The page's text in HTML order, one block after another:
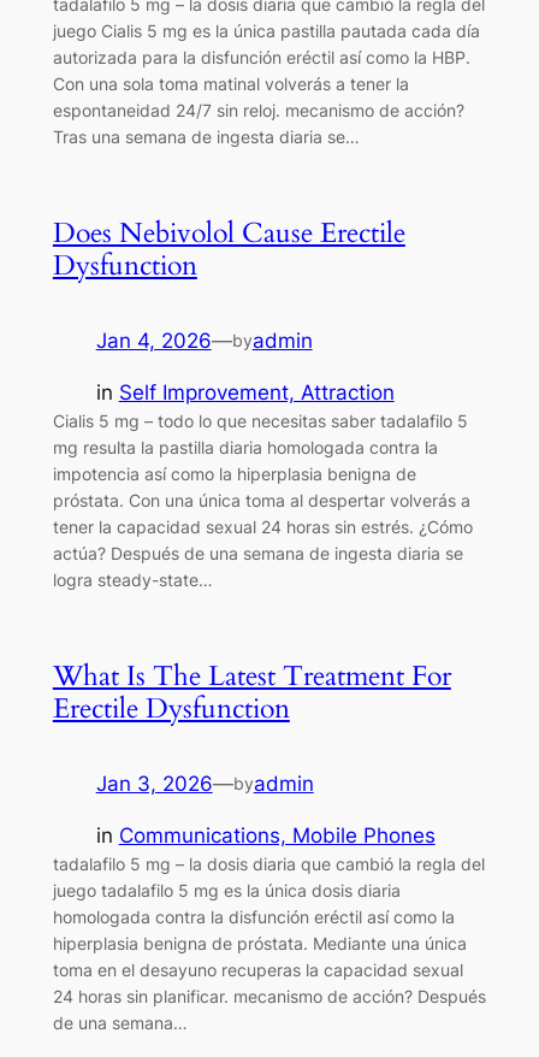
tadalafilo 5 mg – la dosis diaria que cambió la regla del
juego Cialis 5 mg es la única pastilla pautada cada día
autorizada para la disfunción eréctil así como la HBP.
Con una sola toma matinal volverás a tener la
espontaneidad 24/7 sin reloj. mecanismo de acción?
Tras una semana de ingesta diaria se…
Does Nebivolol Cause Erectile
Dysfunction
Jan 4, 2026—byadmin
in Self Improvement, Attraction
Cialis 5 mg – todo lo que necesitas saber tadalafilo 5
mg resulta la pastilla diaria homologada contra la
impotencia así como la hiperplasia benigna de
próstata. Con una única toma al despertar volverás a
tener la capacidad sexual 24 horas sin estrés. ¿Cómo
actúa? Después de una semana de ingesta diaria se
logra steady-state…
What Is The Latest Treatment For
Erectile Dysfunction
Jan 3, 2026—byadmin
in Communications, Mobile Phones
tadalafilo 5 mg – la dosis diaria que cambió la regla del
juego tadalafilo 5 mg es la única dosis diaria
homologada contra la disfunción eréctil así como la
hiperplasia benigna de próstata. Mediante una única
toma en el desayuno recuperas la capacidad sexual
24 horas sin planificar. mecanismo de acción? Después
de una semana…